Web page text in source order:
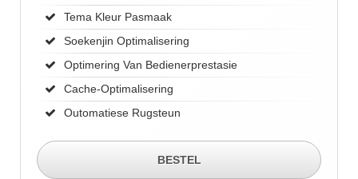
Tema Kleur Pasmaak
Soekenjin Optimalisering
Optimering Van Bedienerprestasie
Cache-Optimalisering
Outomatiese Rugsteun
BESTEL